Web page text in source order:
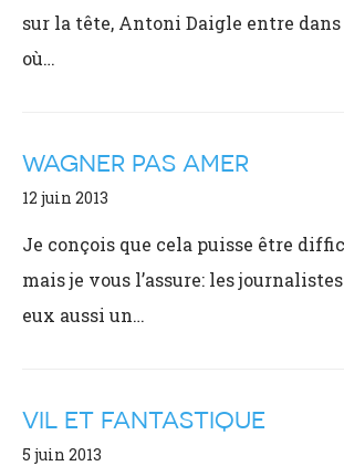
sur la tête, Antoni Daigle entre dans
où…
WAGNER PAS AMER
12 juin 2013
Je conçois que cela puisse être
mais je vous l’assure: les
eux aussi un…
VIL ET FANTASTIQUE
5 juin 2013